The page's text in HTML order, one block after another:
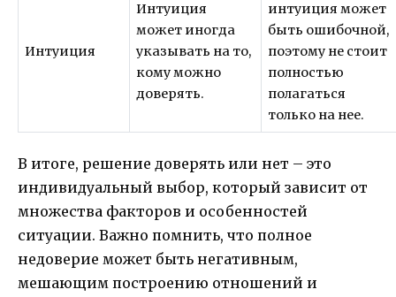
Интуиция
Интуиция
может иногда
указывать на то,
кому можно
доверять.
интуиция может
быть ошибочной,
поэтому не стоит
полностью
полагаться
только на нее.
В итоге, решение доверять или нет – это
индивидуальный выбор, который зависит от
множества факторов и особенностей
ситуации. Важно помнить, что полное
недоверие может быть негативным,
мешающим построению отношений и